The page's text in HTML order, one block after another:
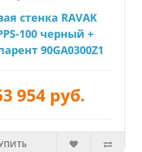
стенка RAVAK
100 черный +
90GA0300Z1
954 руб.